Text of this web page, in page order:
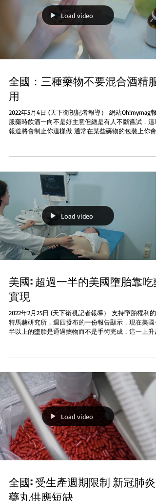
Load video
全國：三種藥物不要混合酒精服
用
2022年5月4日 (天下衛視記者報導） 網站Oh!mymag報
服藥時飲酒一向不是好主意但總是有人不斷嘗試，這
報道將會制止你這樣做 通常在某些藥物的包裝上你會
Load video
美國: 超過一半的美國墮胎靠吃藥
實現
2022年2月25日 (天下衛視記者報導） 支持墮胎權利的
特馬赫研究所，週四發布的一份報告顯示，現在美國
半以上的墮胎是通過藥物而不是手術完成，這一上升
墮胎的額外限制...
Load video
全國: 受生產週期限制 新冠肺炎
藥丸供應短缺